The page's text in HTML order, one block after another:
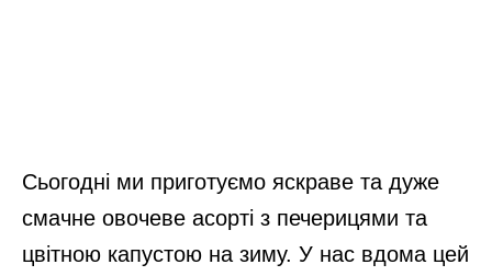
Сьогодні ми приготуємо яскраве та дуже
смачне овочеве асорті з печерицями та
цвітною капустою на зиму. У нас вдома цей